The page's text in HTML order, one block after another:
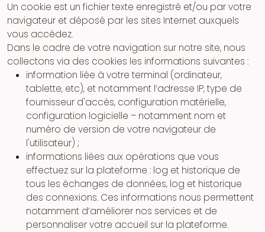
Un cookie est un fichier texte enregistré et/ou par votre
navigateur et déposé par les sites Internet auxquels
vous accédez.
Dans le cadre de votre navigation sur notre site, nous
collectons via des cookies les informations suivantes :
information liée à votre terminal (ordinateur,
tablette, etc), et notamment l’adresse IP, type de
fournisseur d'accès, configuration matérielle,
configuration logicielle – notamment nom et
numéro de version de votre navigateur de
l'utilisateur) ;
informations liées aux opérations que vous
effectuez sur la plateforme : log et historique de
tous les échanges de données, log et historique
des connexions. Ces informations nous permettent
notamment d’améliorer nos services et de
personnaliser votre accueil sur la plateforme.